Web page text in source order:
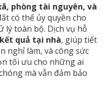
phòng tài nguyên, và
có thể ủy quyền cho
lý toàn bộ. Dịch vụ hỗ
quả tại nhà, giúp tiết
nghỉ làm, và công sức
tối ưu cho những ai
mà vẫn đảm bảo